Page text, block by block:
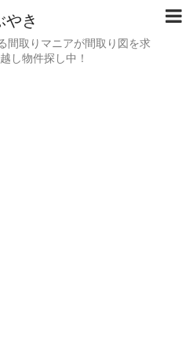
やき
間取りマニアが間取り図を求
し物件探し中！